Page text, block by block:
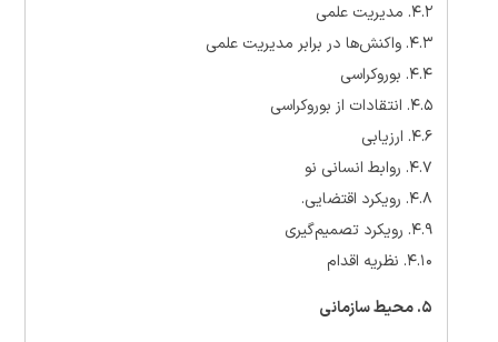
۴.۲. مدیریت علمی
۴.۳. واکنش‌ها در برابر مدیریت علمی
۴.۴. بوروکراسی
۴.۵. انتقادات از بوروکراسی
۴.۶. ارزیابی
۴.۷. روابط انسانی نو
۴.۸. رویکرد اقتضایی.
۴.۹. رویکرد تصمیم‌گیری
۴.۱۰. نظریه اقدام
۵. محیط سازمانی